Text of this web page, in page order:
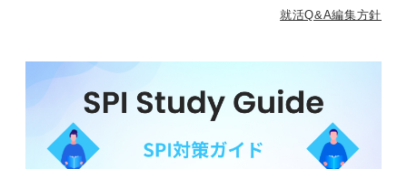
就活Q&A編集方針